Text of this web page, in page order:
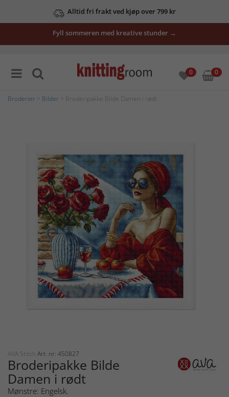
Alltid fri frakt ved kjøp over 799 kr
Fyll sommeren med kreative stunder →
0 0
Broderier Bilder > Broderipakke Bilde Damen i rødt
AVA Stitch Art. nr: 450827
Broderipakke Bilde
Damen i rødt
Mønstre: Engelsk.